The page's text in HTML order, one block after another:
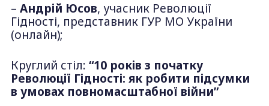
– Андрій Юсов, учасник Революції
Гідності, представник ГУР МО України
(онлайн);
Круглий стіл: “10 років з початку
Революції Гідності: як робити підсумки
в умовах повномасштабної війни”